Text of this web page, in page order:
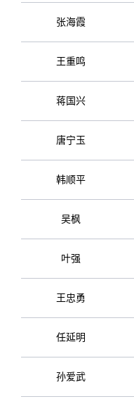
张海霞
王重鸣
蒋国兴
唐宁玉
韩顺平
吴枫
叶强
王忠勇
任延明
孙爱武